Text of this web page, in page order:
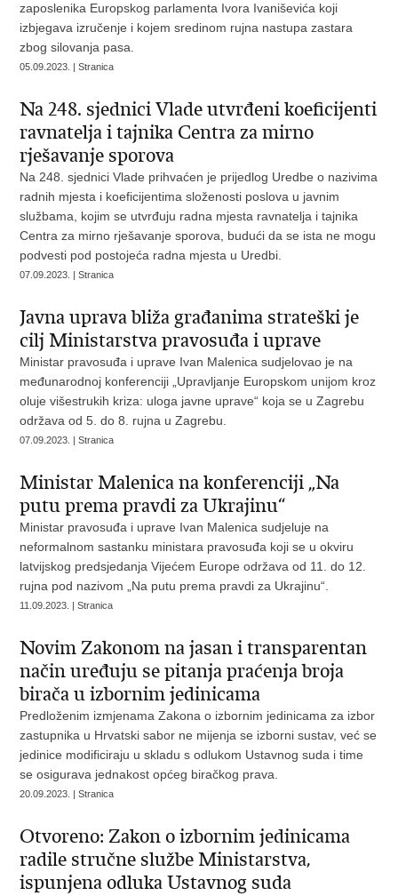
zaposlenika Europskog parlamenta Ivora Ivaniševića koji
izbjegava izručenje i kojem sredinom rujna nastupa zastara
zbog silovanja pasa.
05.09.2023. | Stranica
Na 248. sjednici Vlade utvrđeni koeficijenti
ravnatelja i tajnika Centra za mirno
rješavanje sporova
Na 248. sjednici Vlade prihvaćen je prijedlog Uredbe o nazivima
radnih mjesta i koeficijentima složenosti poslova u javnim
službama, kojim se utvrđuju radna mjesta ravnatelja i tajnika
Centra za mirno rješavanje sporova, budući da se ista ne mogu
podvesti pod postojeća radna mjesta u Uredbi.
07.09.2023. | Stranica
Javna uprava bliža građanima strateški je
cilj Ministarstva pravosuđa i uprave
Ministar pravosuđa i uprave Ivan Malenica sudjelovao je na
međunarodnoj konferenciji „Upravljanje Europskom unijom kroz
oluje višestrukih kriza: uloga javne uprave“ koja se u Zagrebu
održava od 5. do 8. rujna u Zagrebu.
07.09.2023. | Stranica
Ministar Malenica na konferenciji „Na
putu prema pravdi za Ukrajinu“
Ministar pravosuđa i uprave Ivan Malenica sudjeluje na
neformalnom sastanku ministara pravosuđa koji se u okviru
latvijskog predsjedanja Vijećem Europe održava od 11. do 12.
rujna pod nazivom „Na putu prema pravdi za Ukrajinu“.
11.09.2023. | Stranica
Novim Zakonom na jasan i transparentan
način uređuju se pitanja praćenja broja
birača u izbornim jedinicama
Predloženim izmjenama Zakona o izbornim jedinicama za izbor
zastupnika u Hrvatski sabor ne mijenja se izborni sustav, već se
jedinice modificiraju u skladu s odlukom Ustavnog suda i time
se osigurava jednakost općeg biračkog prava.
20.09.2023. | Stranica
Otvoreno: Zakon o izbornim jedinicama
radile stručne službe Ministarstva,
ispunjena odluka Ustavnog suda